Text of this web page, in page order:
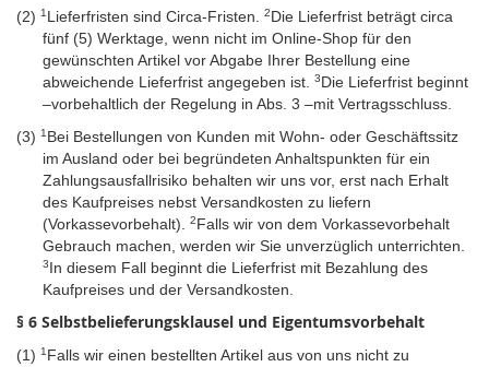
(2) 1 Lieferfristen sind Circa-Fristen. 2Die Lieferfrist beträgt circa
fünf (5) Werktage, wenn nicht im Online-Shop für den
gewünschten Artikel vor Abgabe Ihrer Bestellung eine
abweichende Lieferfrist angegeben ist.
3Die Lieferfrist beginnt
–vorbehaltlich der Regelung in Abs. 3 –mit Vertragsschluss.
(3) 1 Bei Bestellungen von Kunden mit Wohn- oder Geschäftssitz
im Ausland oder bei begründeten Anhaltspunkten für ein
Zahlungsausfallrisiko behalten wir uns vor, erst nach Erhalt
des Kaufpreises nebst Versandkosten zu liefern
(Vorkassevorbehalt).
2Falls wir von dem Vorkassevorbehalt
Gebrauch machen, werden wir Sie unverzüglich unterrichten.
3In diesem Fall beginnt die Lieferfrist mit Bezahlung des
Kaufpreises und der Versandkosten.
§ 6 Selbstbelieferungsklausel und Eigentumsvorbehalt
(1) 1 Falls wir einen bestellten Artikel aus von uns nicht zu